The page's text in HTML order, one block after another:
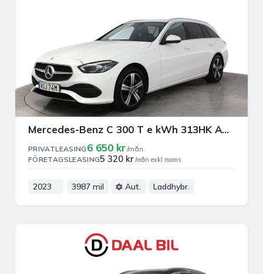
Mercedes-Benz C 300 T e kWh 313HK AVANTGARDE PRIVAT/FÖRETAGSLEASING
PRIVATLEASING 6 650 kr/mån
FÖRETAGSLEASING5 320 kr/mån exkl moms
2023 3987 mil Aut. Laddhybr.